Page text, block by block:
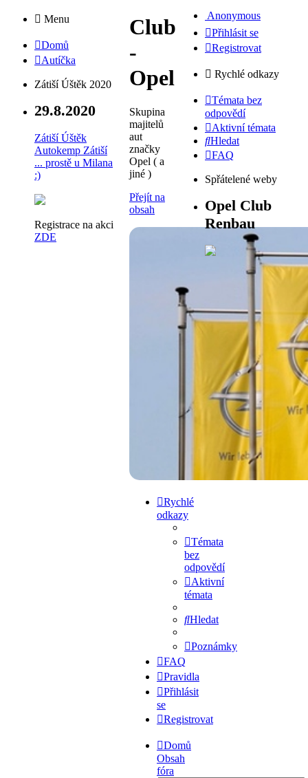
Menu
Domů
Autíčka
Zátiší Úštěk 2020
29.8.2020
Zátiší Úštěk
Autokemp Zátiší
... prostě u Milana
:)
Registrace na akci
ZDE
Club
-
Opel
Skupina
majitelů
aut
značky
Opel ( a
jiné )
Přejít na
obsah
Club - Opel
Skupina majitelů aut značky Opel ( a jiné
Přejít na obsah
Rychlé
odkazy
Témata
bez
odpovědí
Aktivní
témata
Hledat
Poznámky
FAQ
Pravidla
Přihlásit
se
Registrovat
Domů
Obsah
fóra
Anonymous
Přihlásit se
Registrovat
Rychlé odkazy
Témata bez
odpovědí
Aktivní témata
Hledat
FAQ
Spřátelené weby
Opel Club
Renbau